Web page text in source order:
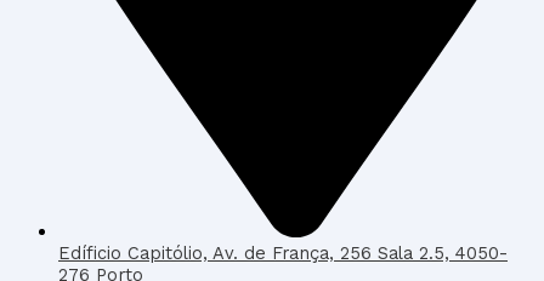
Edíficio Capitólio, Av. de França, 256 Sala 2.5, 4050-
276 Porto